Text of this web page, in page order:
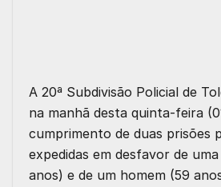
A 20ª Subdivisão Policial de
na manhã desta quinta-feira
cumprimento de duas prisões
expedidas em desfavor de
anos) e de um homem (59